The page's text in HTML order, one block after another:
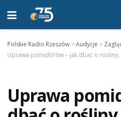
Polskie Radio Rzeszów >Audycje >
Uprawa pomidorów – jak dbać o
Uprawa